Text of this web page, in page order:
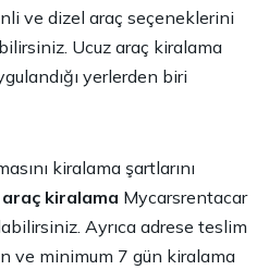
ve dizel araç seçeneklerini
Ucuz araç kiralama
yerlerden biri
kiralama şartlarını
kiralama Mycarsrentacar
Ayrıca adrese teslim
ve minimum 7 gün kiralama